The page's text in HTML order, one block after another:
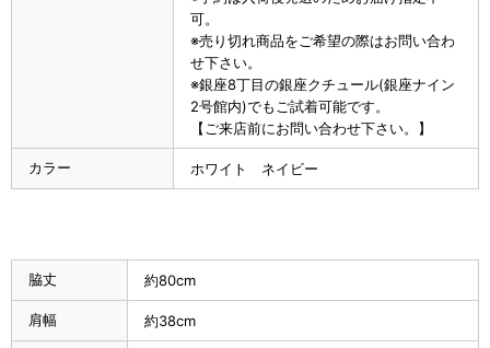
可。
※売り切れ商品をご希望の際はお問い合わ
せ下さい。
※銀座8丁目の銀座クチュール(銀座ナイン
2号館内)でもご試着可能です。
【ご来店前にお問い合わせ下さい。】
カラー ホワイト ネイビー
脇丈 約80cm
肩幅 約38cm